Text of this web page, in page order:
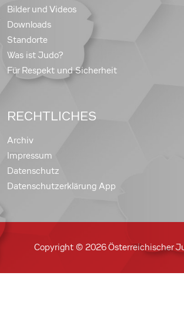
Bilder und Videos
Downloads
Standorte
Was ist Judo?
Für Respekt und Sicherheit
RECHTLICHES
Archiv
Impressum
Datenschutz
Datenschutzerklärung App
Copyright © 2026 Österreichischer